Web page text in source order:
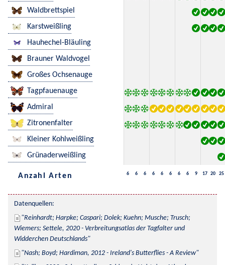
Waldbrettspiel
Karstweißling
Hauhechel-Bläuling
Brauner Waldvogel
Großes Ochsenauge
Tagpfauenauge
Admiral
Zitronenfalter
Kleiner Kohlweißling
Grünaderweißling
Anzahl Arten 6 6 6 6 6 6 6 6 9 17 20 25
Datenquellen:
Reinhardt; Harpke; Caspari; Dolek; Kuehn; Musche; Trusch;
Wiemers; Settele, 2020 - Verbreitungsatlas der Tagfalter und
Widderchen Deutschlands
Nash; Boyd; Hardiman, 2012 - Ireland's Butterflies - A Review